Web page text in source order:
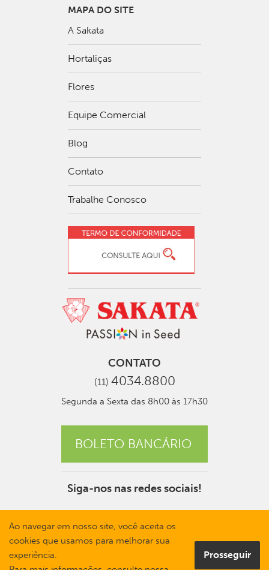
MAPA DO SITE
A Sakata
Hortaliças
Flores
Equipe Comercial
Blog
Contato
Trabalhe Conosco
CONTATO
(11) 4034.8800
Segunda a Sexta das 8h00 às 17h30
BOLETO BANCÁRIO
Siga-nos nas redes sociais!
Ao navegar em nosso site, você aceita os
cookies que usamos para melhorar sua
experiência.
Prosseguir